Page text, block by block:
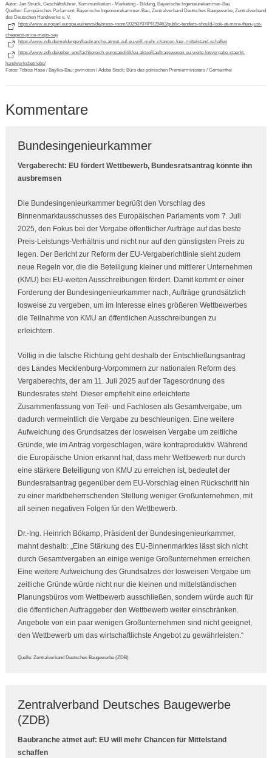
Autor: Jan Struck, Geschäftsführer, Kommunikation - Marketing - Bildung, Bayerische Ingenieurekammer-Bau
Quellen: Europäisches Parlament, Bayerische Ingenieurekammer-Bau, Zentralverband Deutsches Baugewerbe, Zentralverband
des Deutschen Handwerks e. V.
https://www.europarl.europa.eu/news/de/press-room/20250707IPR29463/public-tenders-should-look-at-more-than-just-
cheapest-price-meps-say
https://www.zdb.de/meldungen/baubranche-atmet-auf-eu-will-mehr-chancen-fuer-mittelstand-schaffen
https://www.zdh.de/ueber-uns/fachbereich-europapolitik/eu-aktuell/auftragswesen-eu-weite-losvergabe-staerkt-
handwerksbetriebe/
Fotos: Tobias Hase / BayIka-Bau; pwmotion / Adobe Stock; Büro des polnischen Premierministers / Gemeinfrei
Kommentare
Bundesingenieurkammer
Vergaberecht: EU fördert Wettbewerb, Bundesratsantrag könnte ihn
ausbremsen
Die Bundesingenieurkammer begrüßt den Vorschlag des
Binnenmarktausschusses des Europäischen Parlaments vom 7. Juli
2025, den Fokus bei der Vergabe öffentlicher Aufträge auf das beste
Preis-Leistungs-Verhältnis und nicht nur auf den günstigsten Preis zu
legen. Der Bericht zur Reform der EU-Vergaberichtlinie sieht zudem
neue Regeln vor, die die Beteiligung kleiner und mittlerer Unternehmen
(KMU) bei EU-weiten Ausschreibungen fördert. Damit kommt er einer
Forderung der Bundesingenieurkammer nach, Aufträge grundsätzlich
losweise zu vergeben, um im Interesse eines größeren Wettbewerbes
die Teilnahme von KMU an öffentlichen Ausschreibungen zu
erleichtern.
Völlig in die falsche Richtung geht deshalb der Entschließungsantrag
des Landes Mecklenburg-Vorpommern zur nationalen Reform des
Vergaberechts, der am 11. Juli 2025 auf der Tagesordnung des
Bundesrates steht. Dieser empfiehlt eine erleichterte
Zusammenfassung von Teil- und Fachlosen als Gesamtvergabe, um
dadurch vermeintlich die Vergabe zu beschleunigen. Eine weitere
Aufweichung des Grundsatzes der losweisen Vergabe um zeitliche
Gründe, wie im Antrag vorgeschlagen, wäre kontraproduktiv. Während
die Europäische Union erkannt hat, dass mehr Wettbewerb nur durch
eine stärkere Beteiligung von KMU zu erreichen ist, bedeutet der
Bundesratsantrag gegenüber dem EU-Vorschlag einen Rückschritt hin
zu einer marktbeherrschenden Stellung weniger Großunternehmen, mit
all seinen negativen Folgen für den Wettbewerb.
Dr.-Ing. Heinrich Bökamp, Präsident der Bundesingenieurkammer,
mahnt deshalb: „Eine Stärkung des EU-Binnenmarktes lässt sich nicht
durch Gesamtvergaben an einige wenige Großunternehmen erreichen.
Eine weitere Aufweichung des Grundsatzes der losweisen Vergabe um
zeitliche Gründe würde nicht nur die kleinen und mittelständischen
Planungsbüros vom Wettbewerb ausschließen, sondern würde auch für
die öffentlichen Auftraggeber den Wettbewerb weiter einschränken.
Angebote von ein paar wenigen Großunternehmen sind nicht geeignet,
den Wettbewerb um das wirtschaftlichste Angebot zu gewährleisten.“
Quelle: Zentralverband Deutsches Baugewerbe (ZDB)
Zentralverband Deutsches Baugewerbe
(ZDB)
Baubranche atmet auf: EU will mehr Chancen für Mittelstand
schaffen